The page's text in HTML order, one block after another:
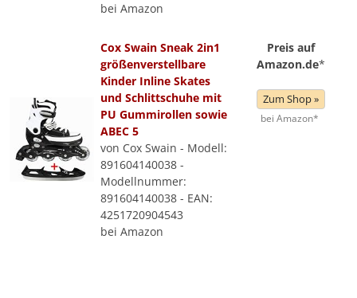
bei Amazon
Cox Swain Sneak 2in1
größenverstellbare
Kinder Inline Skates
und Schlittschuhe mit
PU Gummirollen sowie
ABEC 5
von Cox Swain - Modell:
891604140038 -
Modellnummer:
891604140038 - EAN:
4251720904543
bei Amazon
Preis auf
Amazon.de*
Zum Shop »
bei Amazon*